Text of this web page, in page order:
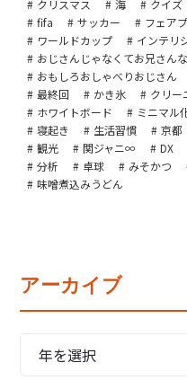
クリスマス
海 クイズ
fifa
サッカー フェア
ワールドカップ
インテリ
おじさんじゃなくてお兄さんな
おもしろおしゃべりおじさん
最終回
かき氷 クリー
ホワイトボード
ミニマル
寝起き
生活習慣 京都
観光
関ジャニ∞ DX
分析
卓球 みそかつ
味噌煮込みうどん
アーカイブ